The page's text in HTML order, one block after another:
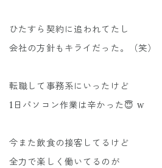
ひたすら契約に追われてたし
会社の方針もキライだった。（笑）
転職して事務系にいったけど
1日パソコン作業は辛かった😇 w
今また飲食の接客してるけど
全力で楽しく働いてるのが